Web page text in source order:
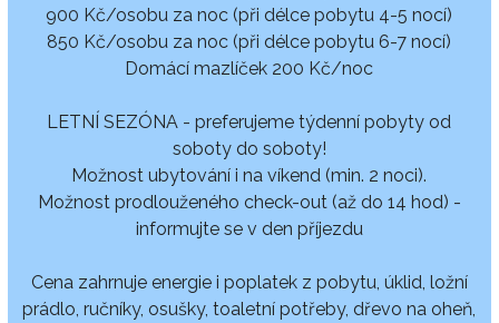
900 Kč/osobu za noc (při délce pobytu 4-5 nocí)
850 Kč/osobu za noc (při délce pobytu 6-7 nocí)
Domácí mazlíček 200 Kč/noc
LETNÍ SEZÓNA - preferujeme týdenní pobyty od
soboty do soboty!
Možnost ubytování i na víkend (min. 2 noci).
Možnost prodlouženého check-out (až do 14 hod) -
informujte se v den příjezdu
Cena zahrnuje energie i poplatek z pobytu, úklid, ložní
prádlo, ručníky, osušky, toaletní potřeby, dřevo na oheň,